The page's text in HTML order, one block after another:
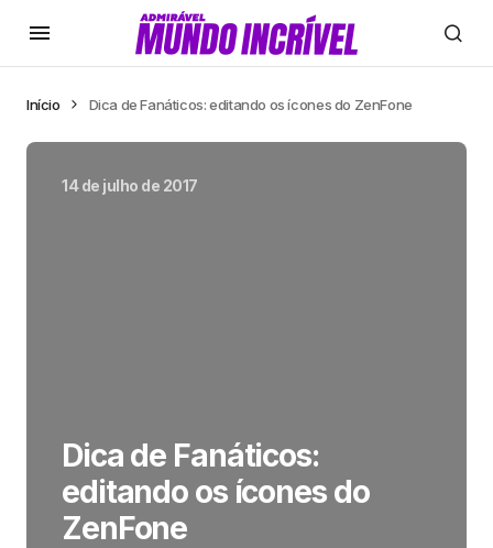
Início Dica de Fanáticos: editando os ícones do ZenFone
14 de julho de 2017
Dica de Fanáticos:
editando os ícones do
ZenFone